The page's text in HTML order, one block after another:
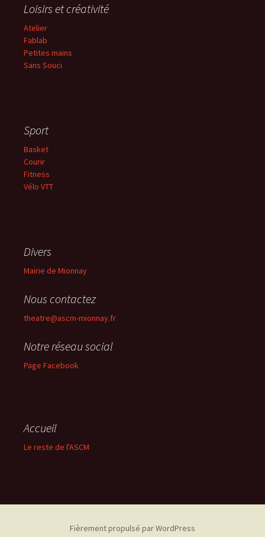
Loisirs et créativité
Atelier
Fablab
Petites mains
Sans Souci
Sport
Basket
Courir
Fitness
Vélo VTT
Divers
Mairie de Mionnay
Nous contactez
theatre@ascm-mionnay.fr
Notre réseau social
Page Facebook
Accueil
Le reste de l'ASCM
Fièrement propulsé par WordPress